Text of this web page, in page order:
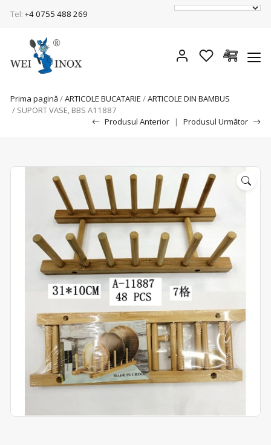
Tel: +4 0755 488 269
Prima pagină/ARTICOLE BUCATARIE /ARTICOLE DIN BAMBUS
/ SUPORT VASE, BBS A11887
Produsul Anterior
| Produsul Următor